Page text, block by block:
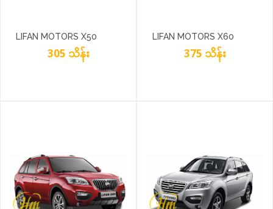
LIFAN MOTORS X50
SILVER METALLIC
305 သိန်း
LIFAN MOTORS X60
375 သိန်း